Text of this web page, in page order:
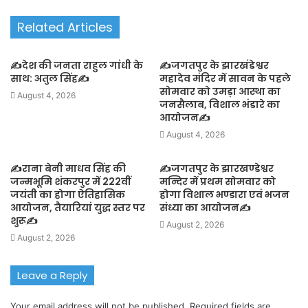
Related Articles
✍️देश की जनता राहुल गांधी के
साथ: अतुल सिंह✍️
August 4, 2026
✍️जगतपुर के झारखंडेश्वर
महादेव मंदिर में सावन के पहले
सोमवार को उमड़ा आस्था का
जनसैलाब, विशाल भंडारे का
आयोजन✍️
August 4, 2026
✍️राना बेनी माधव सिंह की
जन्मभूमि शंकरपुर में 222वीं
जयंती का होगा ऐतिहासिक
आयोजन, तैयारियां युद्ध स्तर पर
शुरू✍️
August 2, 2026
✍️जगतपुर के झारखण्डेश्वर
मन्दिर में प्रथम सोमवार को
होगा विशाल भण्डारा एवं भजन
संध्या का आयोजन✍️
August 2, 2026
Leave a Reply